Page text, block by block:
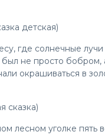
детская)
где солнечные
не просто
окрашиваться в
сказка)
лесном уголке пять